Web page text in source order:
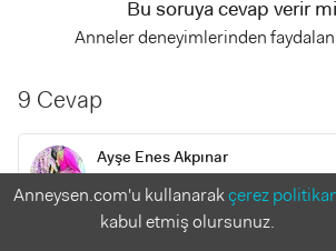
Bu soruya cevap verir
Anneler deneyimlerinden
9 Cevap
Ayşe Enes Akpınar
8 yıl önce
Yeni hamileyim ama hiç dermanim yok
Anneysen.com'u kullanarakçerez
kabul etmiş olursunuz.